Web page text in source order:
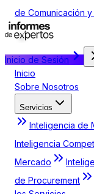
de Comunicación y
Inicio de Sesión
Inicio
Sobre Nosotros
Servicios
Inteligencia de
Inteligencia
Mercado
de Procurement